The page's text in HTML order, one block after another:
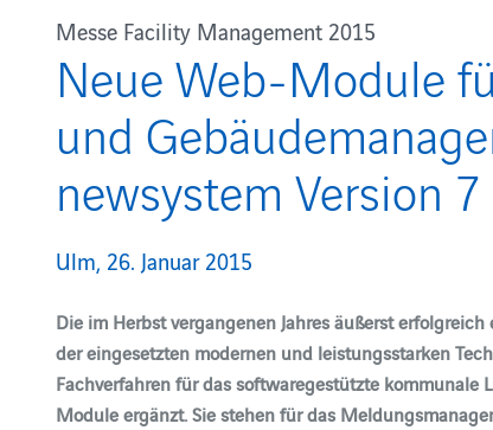
Messe Facility Management 2015
Neue Web-Module
und
newsystem Version 7
Ulm, 26. Januar 2015
Die im Herbst vergangenen Jahres äußerst
der eingesetzten modernen und leistungsstarken
Fachverfahren für das softwaregestützte
Module ergänzt. Sie stehen für das